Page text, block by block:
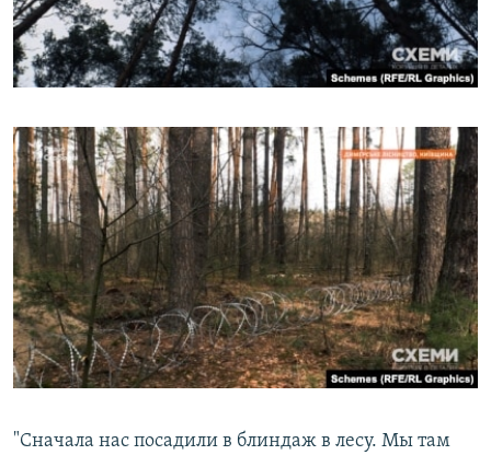
"Сначала нас посадили в блиндаж в лесу. Мы там